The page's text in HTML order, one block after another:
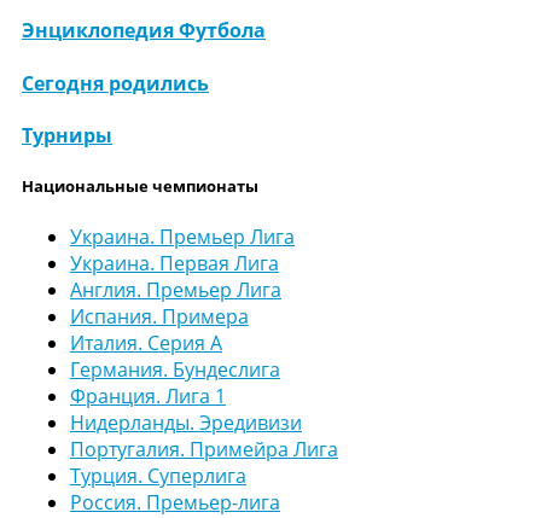
Энциклопедия Футбола
Сегодня родились
Турниры
Национальные чемпионаты
Украина. Премьер Лига
Украина. Первая Лига
Англия. Премьер Лига
Испания. Примера
Италия. Серия А
Германия. Бундеслига
Франция. Лига 1
Нидерланды. Эредивизи
Португалия. Примейра Лига
Турция. Суперлига
Россия. Премьер-лига